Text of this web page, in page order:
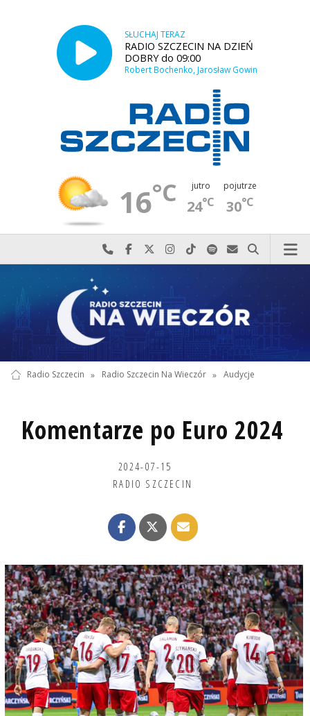
SŁUCHAJ TERAZ
RADIO SZCZECIN NA DZIEŃ
DOBRY do 09:00
Robert Bochenko, Jarosław Gowin
16°C jutro
24°C
pojutrze
30°C
Najlepiej po prostu do nas zadzwoń
Odwiedź nas na Facebook-u
Odwiedź nas na X
Odwiedź nas na Instagram-ie
Odwiedź nas na TikTok-u
Szukaj nas na Spotify
Wyślij do nas
Szukaj
Radio Szczecin » Radio Szczecin Na Wieczór » Audycje
Komentarze po Euro 2024
2024-07-15
RADIO SZCZECIN